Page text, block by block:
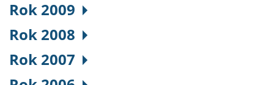
Rok 2009
Rok 2008
Rok 2007